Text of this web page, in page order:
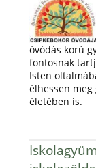
óvódás korú
fontosnak
Isten
élhessen meg
életében is.